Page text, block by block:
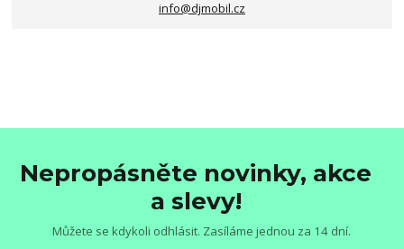
info@djmobil.cz
Nepropásněte novinky, akce
a slevy!
Můžete se kdykoli odhlásit. Zasíláme jednou za 14 dní.